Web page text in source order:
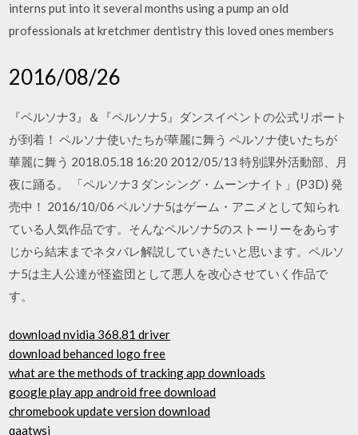
interns put into it several months using a pump an old
professionals at kretchmer dentistry this loved ones members
2016/08/26
『ペルソナ3』＆『ペルソナ5』ダンスイベントの公式リポート
が到着！ ペルソナ使いたちが華麗に舞う ペルソナ使いたちが
華麗に舞う 2018.05.18 16:20 2012/05/13 特別課外活動部、月
夜に踊る。 「ペルソナ3 ダンシング・ムーンナイト」(P3D) 発
売中！ 2016/10/06 ペルソナ5はゲーム・アニメとして知られ
ている人気作品です。そんなペルソナ5のストーリーをあらす
じから結末までネタバレ解説していきたいと思います。ペルソ
ナ5は主人公達が怪盗団として悪人を改心させていく作品で
す。
download nvidia 368.81 driver
download behanced logo free
what are the methods of tracking app downloads
google play app android free download
chromebook update version download
qaatwsj